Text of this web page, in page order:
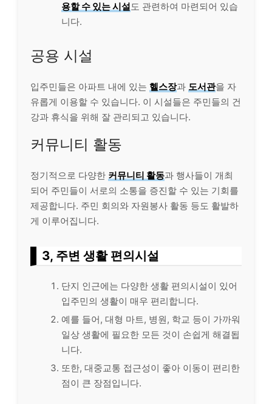
용할 수 있는 시설도 관련하여 마련되어 있습
니다.
공용 시설
입주민들은 아파트 내에 있는 헬스장과 도서관을 자
유롭게 이용할 수 있습니다. 이 시설들은 주민들의 건
강과 휴식을 위해 잘 관리되고 있습니다.
커뮤니티 활동
정기적으로 다양한 커뮤니티 활동과 행사들이 개최
되어 주민들이 서로의 소통을 증진할 수 있는 기회를
제공합니다. 주민 회의와 자원봉사 활동 등도 활발하
게 이루어집니다.
3, 주변 생활 편의시설
단지 인근에는 다양한 생활 편의시설이 있어
입주민의 생활이 매우 편리합니다.
예를 들어, 대형 마트, 병원, 학교 등이 가까워
일상 생활에 필요한 모든 것이 손쉽게 해결됩
니다.
또한, 대중교통 접근성이 좋아 이동이 편리한
점이 큰 장점입니다.